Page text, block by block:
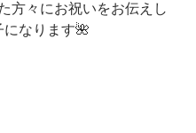
方々にお祝いをお伝えし
になります🌺